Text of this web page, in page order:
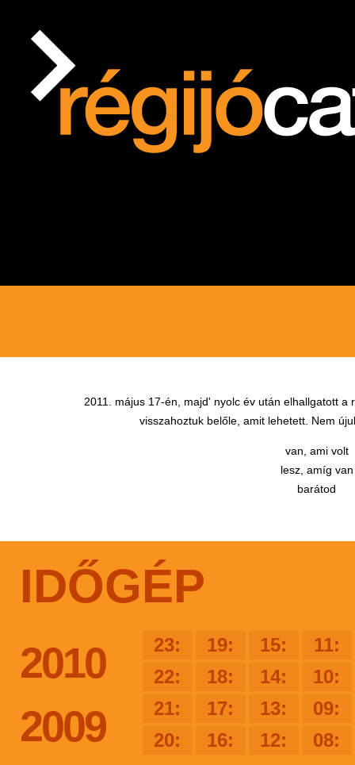
2011. május 17-én, majd' nyolc év után elhallgatott
visszahoztuk belőle, amit lehetett. Nem
van, ami volt
lesz, amíg van
barátod
IDŐGÉP
2010
2009
23: 19: 15:
11:
22:
18: 14:
10:
21:
17: 13:
09:
20:
16: 12: 08: